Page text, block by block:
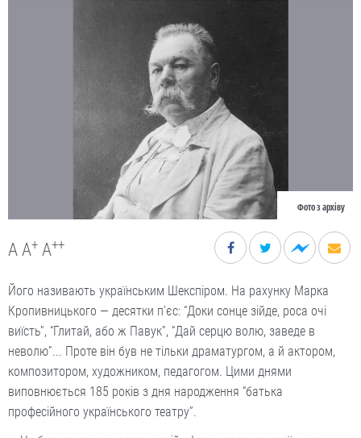
Фото з архіву
A A+ A++
Його називають українським Шекспіром. На рахунку Марка
Кропивницького — десятки п’єс: “Доки сонце зійде, роса очі
виїсть”, “Глитай, або ж Павук”, “Дай серцю волю, заведе в
неволю”... Проте він був не тільки драматургом, а й актором,
композитором, художником, педагогом. Цими днями
виповнюється 185 років з дня народження “батька
професійного українського театру”.